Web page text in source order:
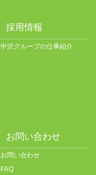
採用情報
中沢グループの仕事紹介
お問い合わせ
お問い合わせ
FAQ